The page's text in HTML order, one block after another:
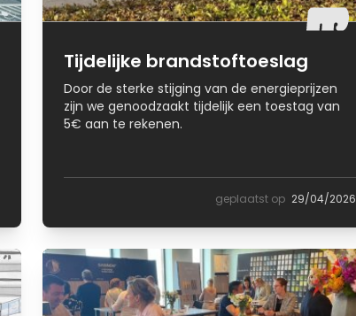
Tijdelijke brandstoftoeslag
Door de sterke stijging van de energieprijzen
zijn we genoodzaakt tijdelijk een toestag van
5€ aan te rekenen.
geplaatst op 29/04/2026